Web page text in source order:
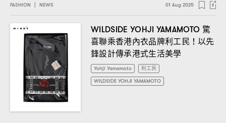
FASHION NEWS 01 Aug 2025
WILDSIDE YOHJI YAMAMOTO 驚
喜聯乘香港內衣品牌利工民！以先
鋒設計傳承港式生活美學
Yohji Yamamoto
利工民
WILDSIDE YOHJI YAMAMOTO